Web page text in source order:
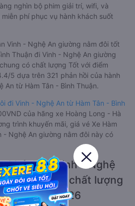
nghìn bộ phim giải trí, wifi, và
phí phục vụ hành khách suốt
Vinh - Nghệ An giường nằm đôi tốt
Thuận đi Vinh - Nghệ An giường
có chất lượng Tốt với điểm
5 dựa trên 321 phản hồi của hành
An từ Hàm Tân - Bình Thuận.
đi Vinh - Nghệ An từ Hàm Tân - Bình
của hãng xe Hoàng Long - Hà
trình khuyến mãi, giá vé Xe Hàm
- Nghệ An giường nằm đôi này có
khách đi Vinh - Nghệ
Bình Thuận chất lượng
nhất 08/2026